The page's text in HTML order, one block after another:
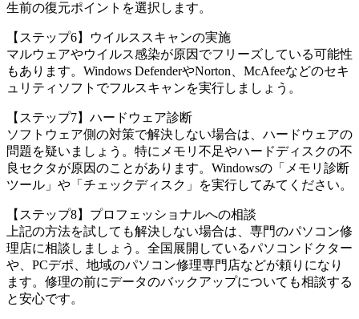
生前の復元ポイントを選択します。
【ステップ6】ウイルススキャンの実施
マルウェアやウイルス感染が原因でフリーズしている可能性
もあります。Windows DefenderやNorton、McAfeeなどのセキ
ュリティソフトでフルスキャンを実行しましょう。
【ステップ7】ハードウェア診断
ソフトウェア側の対策で解決しない場合は、ハードウェアの
問題を疑いましょう。特にメモリ不足やハードディスクの不
良セクタが原因のことがあります。Windowsの「メモリ診断
ツール」や「チェックディスク」を実行してみてください。
【ステップ8】プロフェッショナルへの相談
上記の方法を試しても解決しない場合は、専門のパソコン修
理店に相談しましょう。全国展開しているパソコンドクター
や、PCデポ、地域のパソコン修理専門店などが頼りになり
ます。修理の前にデータのバックアップについても相談する
と安心です。